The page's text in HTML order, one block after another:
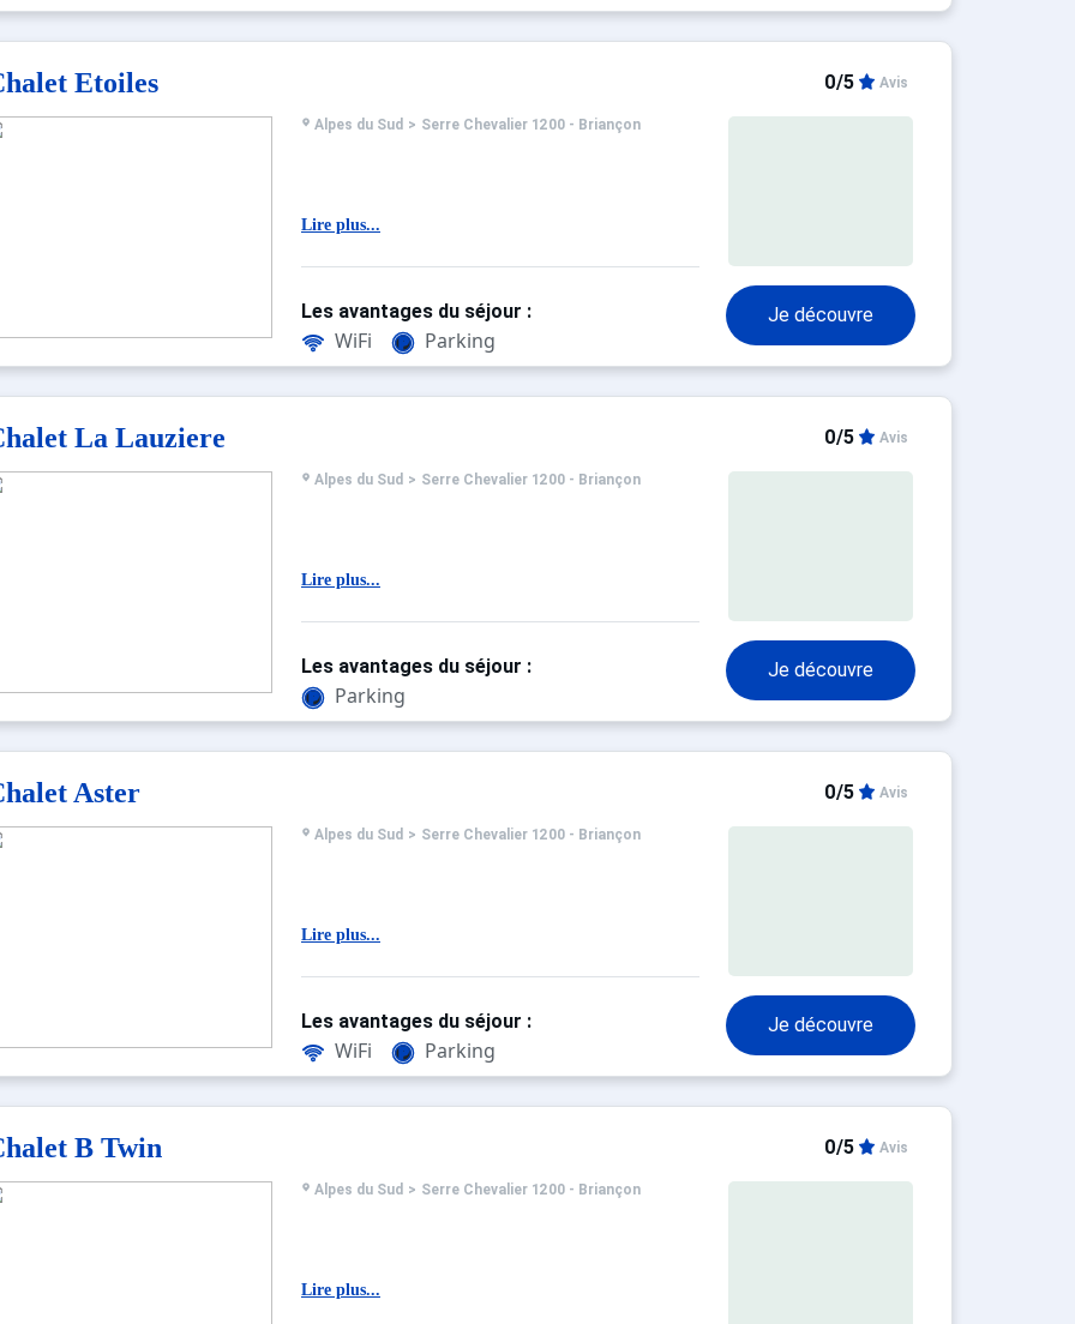
Etoiles 0/5 Avis
Alpes du Sud > Serre Chevalier 1200 - Briançon
Lire plus...
Je découvre
Les avantages du séjour :
WiFi Parking
La Lauziere 0/5 Avis
Alpes du Sud > Serre Chevalier 1200 - Briançon
Lire plus...
Je découvre
Les avantages du séjour :
Parking
Aster 0/5 Avis
Alpes du Sud > Serre Chevalier 1200 - Briançon
Lire plus...
Je découvre
Les avantages du séjour :
WiFi Parking
B Twin 0/5 Avis
Alpes du Sud > Serre Chevalier 1200 - Briançon
Lire plus...